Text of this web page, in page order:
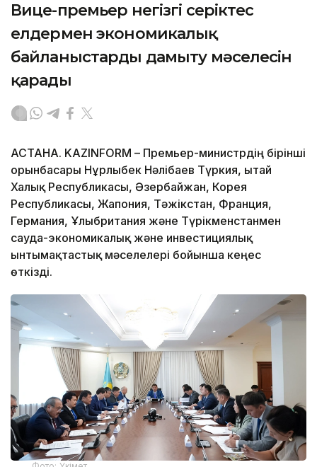
Вице-премьер негізгі серіктес
елдермен экономикалық
байланыстарды дамыту мәселесін
қарады
АСТАНА. KAZINFORM – Премьер-министрдің бірінші
орынбасары Нұрлыбек Нәлібаев Түркия, Қытай
Халық Республикасы, Әзербайжан, Корея
Республикасы, Жапония, Тәжікстан, Франция,
Германия, Ұлыбритания және Түрікменстанмен
сауда-экономикалық және инвестициялық
ынтымақтастық мәселелері бойынша кеңес
өткізді.